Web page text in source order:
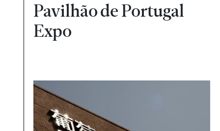
Pavilhão de Portugal
Expo